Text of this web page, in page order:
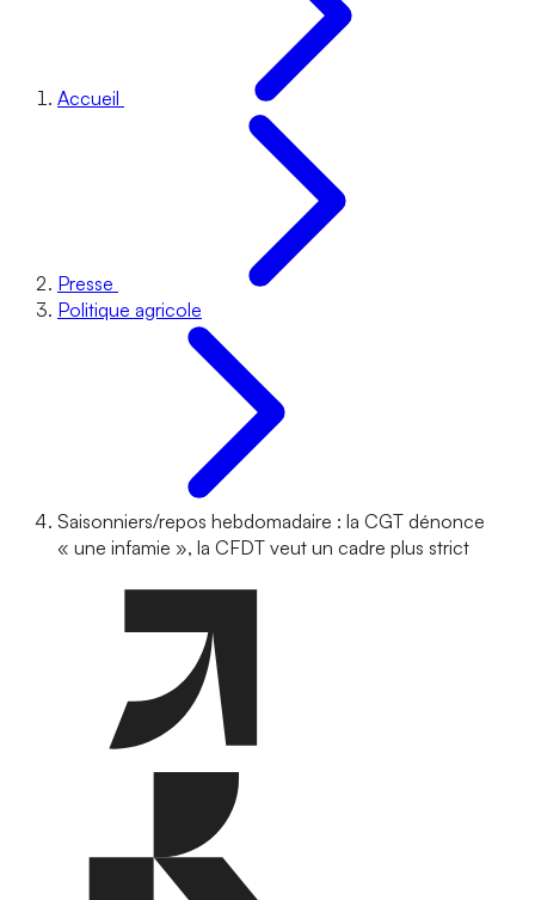
Accueil
Presse
Politique agricole
Saisonniers/repos hebdomadaire : la CGT dénonce
« une infamie », la CFDT veut un cadre plus strict